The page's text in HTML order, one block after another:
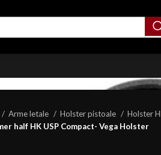
Arme letale Holster pistoale
Holster
half HK USP Compact- Vega Holster